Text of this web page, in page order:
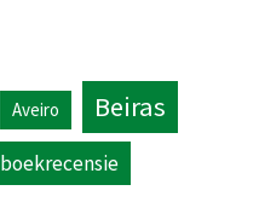
Aveiro Beiras
boekrecensie